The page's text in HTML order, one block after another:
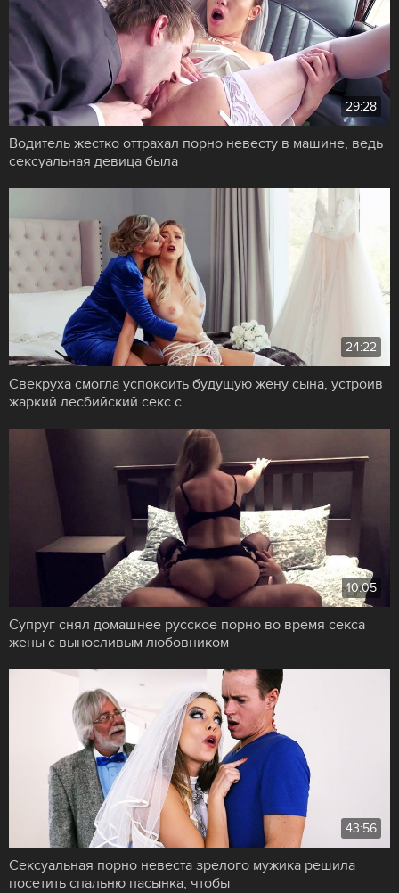
29:28
Водитель жестко оттрахал порно невесту в машине, ведь
сексуальная девица была
24:22
Свекруха смогла успокоить будущую жену сына, устроив
жаркий лесбийский секс с
10:05
Супруг снял домашнее русское порно во время секса
жены с выносливым любовником
43:56
Сексуальная порно невеста зрелого мужика решила
посетить спальню пасынка, чтобы